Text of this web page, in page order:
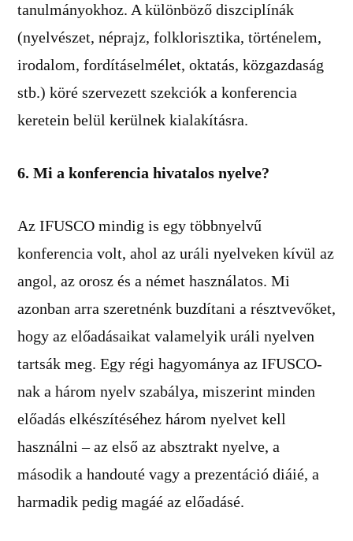
tanulmányokhoz. A különböző diszciplínák
(nyelvészet, néprajz, folklorisztika, történelem,
irodalom, fordításelmélet, oktatás, közgazdaság
stb.) köré szervezett szekciók a konferencia
keretein belül kerülnek kialakításra.
6. Mi a konferencia hivatalos nyelve?
Az IFUSCO mindig is egy többnyelvű
konferencia volt, ahol az uráli nyelveken kívül az
angol, az orosz és a német használatos. Mi
azonban arra szeretnénk buzdítani a résztvevőket,
hogy az előadásaikat valamelyik uráli nyelven
tartsák meg. Egy régi hagyománya az IFUSCO-
nak a három nyelv szabálya, miszerint minden
előadás elkészítéséhez három nyelvet kell
használni – az első az absztrakt nyelve, a
második a handouté vagy a prezentáció diáié, a
harmadik pedig magáé az előadásé.